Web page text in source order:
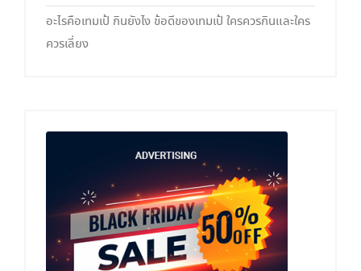
อะไรคือเทมเป้ กินยังไง ข้อดีของเทมเป้ ใครควรกินและใคร
ควรเลี่ยง